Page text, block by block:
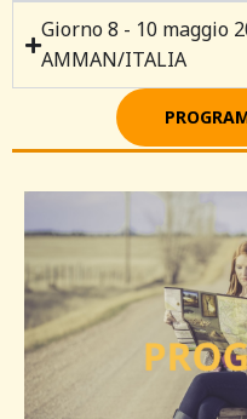
Giorno 8 - 10 maggio
AMMAN/ITALIA